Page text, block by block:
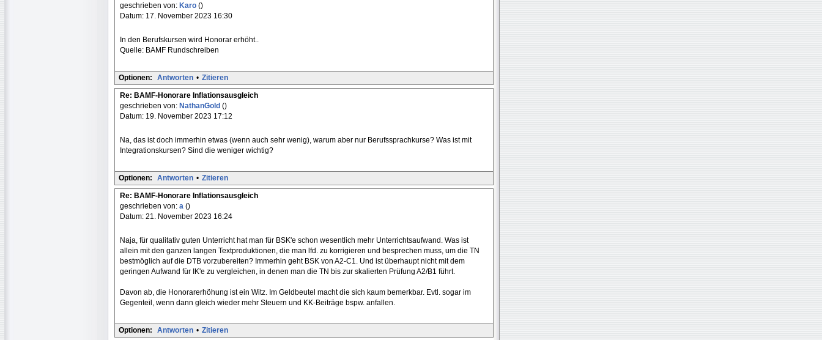
geschrieben von: Karo ()
Datum: 17. November 2023 16:30
In den Berufskursen wird Honorar erhöht..
Quelle: BAMF Rundschreiben
Optionen: Antworten • Zitieren
Re: BAMF-Honorare Inflationsausgleich
geschrieben von: NathanGold ()
Datum: 19. November 2023 17:12
Na, das ist doch immerhin etwas (wenn auch sehr wenig), warum aber nur Berufssprachkurse? Was ist mit
Integrationskursen? Sind die weniger wichtig?
Optionen: Antworten • Zitieren
Re: BAMF-Honorare Inflationsausgleich
geschrieben von: a ()
Datum: 21. November 2023 16:24
Naja, für qualitativ guten Unterricht hat man für BSK'e schon wesentlich mehr Unterrichtsaufwand. Was ist
allein mit den ganzen langen Textproduktionen, die man lfd. zu korrigieren und besprechen muss, um die TN
bestmöglich auf die DTB vorzubereiten? Immerhin geht BSK von A2-C1. Und ist überhaupt nicht mit dem
geringen Aufwand für IK'e zu vergleichen, in denen man die TN bis zur skalierten Prüfung A2/B1 führt.
Davon ab, die Honorarerhöhung ist ein Witz. Im Geldbeutel macht die sich kaum bemerkbar. Evtl. sogar im
Gegenteil, wenn dann gleich wieder mehr Steuern und KK-Beiträge bspw. anfallen.
Optionen: Antworten • Zitieren